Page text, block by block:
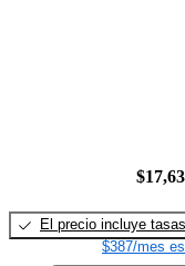
El precio incluye tasas
$387/mes